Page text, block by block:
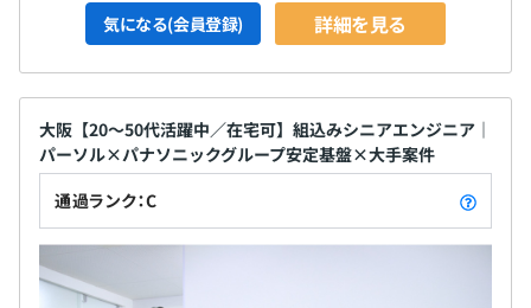
気になる(会員登録) 詳細を見る
大阪【20〜50代活躍中／在宅可】組込みシニアエンジニア｜
パーソル×パナソニックグループ安定基盤×大手案件
通過ランク：C